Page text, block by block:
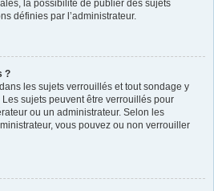
la possibilité de publier des sujets
définies par l’administrateur.
?
les sujets verrouillés et tout sondage y
sujets peuvent être verrouillés pour
ou un administrateur. Selon les
vous pouvez ou non verrouiller